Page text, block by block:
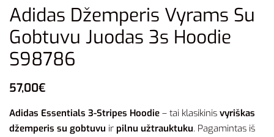
Adidas Džemperis Vyrams Su
Gobtuvu Juodas 3s Hoodie
S98786
57,00€
Adidas Essentials 3-Stripes Hoodie – tai klasikinis vyriškas
džemperis su gobtuvu ir pilnu užtrauktuku. Pagamintas iš